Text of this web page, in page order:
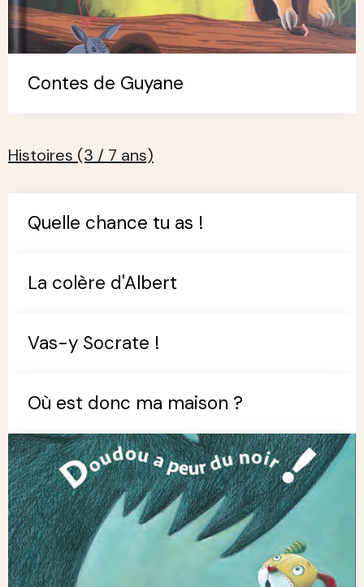
Contes de Guyane
Histoires (3 / 7 ans)
Quelle chance tu as !
La colère d'Albert
Vas-y Socrate !
Où est donc ma maison ?